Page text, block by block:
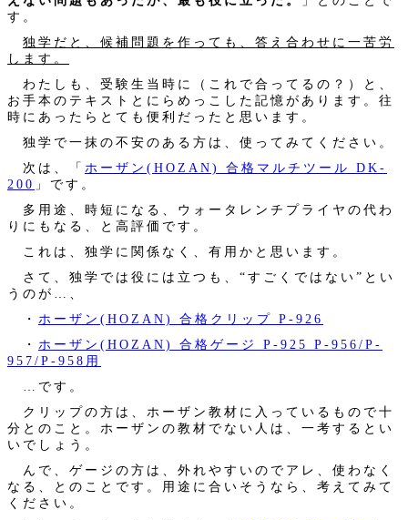
す。
独学だと、候補問題を作っても、答え合わせに一苦労
します。
わたしも、受験生当時に（これで合ってるの？）と、
お手本のテキストとにらめっこした記憶があります。往
時にあったらとても便利だったと思います。
独学で一抹の不安のある方は、使ってみてください。
次は、「 ホーザン(HOZAN) 合格マルチツール DK-
200 」です。
多用途、時短になる、ウォータレンチプライヤの代わ
りにもなる、と高評価です。
これは、独学に関係なく、有用かと思います。
さて、独学では役には立つも、“すごくではない”とい
うのが…、
・ ホーザン(HOZAN) 合格クリップ P-926
・ ホーザン(HOZAN) 合格ゲージ P-925 P-956/P-
957/P-958用
…です。
クリップの方は、ホーザン教材に入っているもので十
分とのこと。ホーザンの教材でない人は、一考するとい
いでしょう。
んで、ゲージの方は、外れやすいのでアレ、使わなく
なる、とのことです。用途に合いそうなら、考えてみて
ください。